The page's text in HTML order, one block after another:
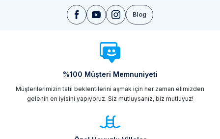
Blog
%100 Müşteri Memnuniyeti
Müşterilerimizin tatil beklentilerini aşmak için her zaman elimizden
gelenin en iyisini yapıyoruz. Siz mutluysanız, biz mutluyuz!